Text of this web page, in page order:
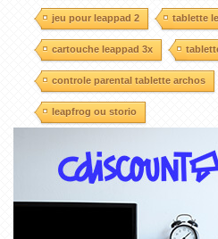
jeu pour leappad 2 tablette
cartouche leappad 3x
controle parental tablette archos
leapfrog ou storio